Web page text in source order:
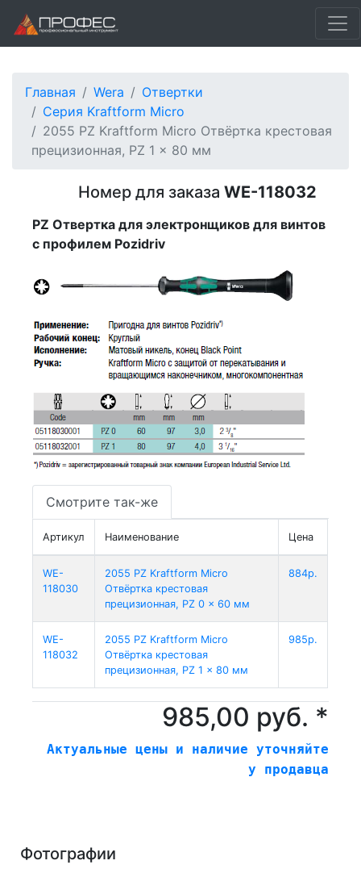
Главная Wera
Отвертки
Серия Kraftform Micro
2055 PZ Kraftform Micro Отвёртка крестовая
прецизионная, PZ 1 x 80 мм
Номер для заказа WE-118032
PZ Отвертка для электронщиков для винтов
с профилем Pozidriv
Смотрите так-же
Артикул Наименование Цена
WE-
118030
2055 PZ Kraftform Micro
Отвёртка крестовая
прецизионная, PZ 0 x 60 мм
884р.
WE-
118032
2055 PZ Kraftform Micro
Отвёртка крестовая
прецизионная, PZ 1 x 80 мм
985р.
985,00 руб. *
Актуальные цены и наличие уточняйте
у продавца
Фотографии